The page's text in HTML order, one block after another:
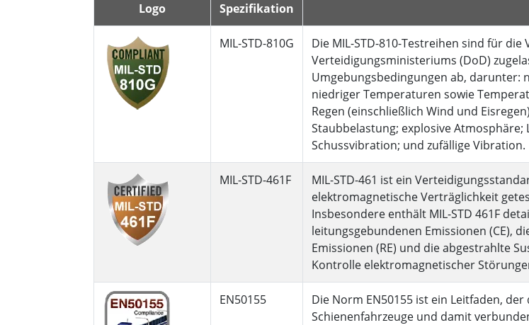
Logo Spezifikation
MIL-STD-810G
Die MIL-STD-810-Testreihen sind für
Verteidigungsministeriums (DoD)
Umgebungsbedingungen ab, darunter:
niedriger Temperaturen sowie
Regen (einschließlich Wind und
Staubbelastung; explosive Atmosphäre;
Schussvibration; und zufällige Vibration.
MIL-STD-461F
MIL-STD-461 ist ein
elektromagnetische Verträglichkeit
Insbesondere enthält MIL-STD 461F
leitungsgebundenen Emissionen (CE),
Emissionen (RE) und die abgestrahlte
Kontrolle elektromagnetischer
EN50155
Die Norm EN50155 ist ein Leitfaden,
Schienenfahrzeuge und damit